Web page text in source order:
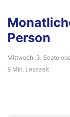
Person
Mittwoch, 3.
8 Min. Lesezeit